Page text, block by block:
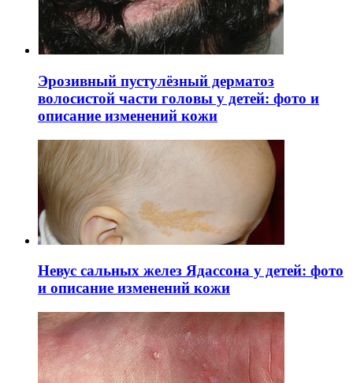
Эрозивный пустулёзный дерматоз
волосистой части головы у детей: фото и
описание изменений кожи
Невус сальных желез Ядассона у детей: фото
и описание изменений кожи